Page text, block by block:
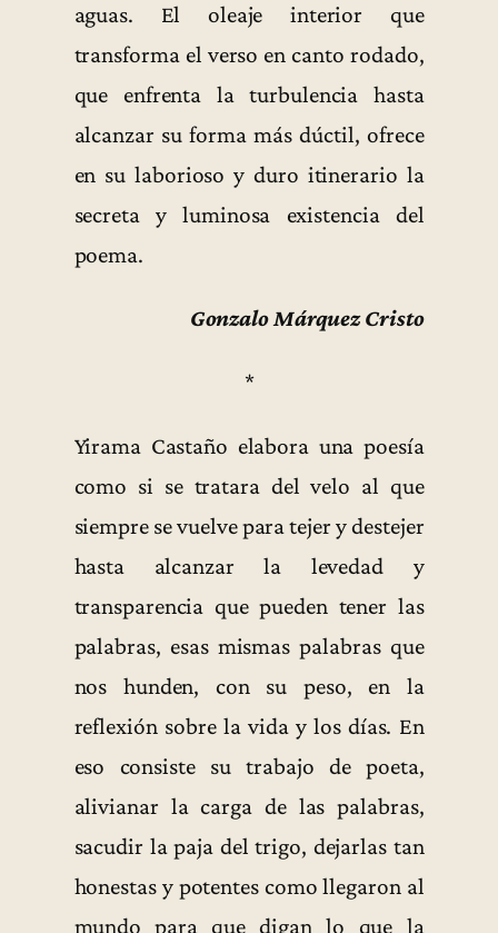
aguas. El oleaje interior que
transforma el verso en canto rodado,
que enfrenta la turbulencia hasta
alcanzar su forma más dúctil, ofrece
en su laborioso y duro itinerario la
secreta y luminosa existencia del
poema.
Gonzalo Márquez Cristo
*
Yirama Castaño elabora una poesía
como si se tratara del velo al que
siempre se vuelve para tejer y destejer
hasta alcanzar la levedad y
transparencia que pueden tener las
palabras, esas mismas palabras que
nos hunden, con su peso, en la
reflexión sobre la vida y los días. En
eso consiste su trabajo de poeta,
alivianar la carga de las palabras,
sacudir la paja del trigo, dejarlas tan
honestas y potentes como llegaron al
mundo para que digan lo que la